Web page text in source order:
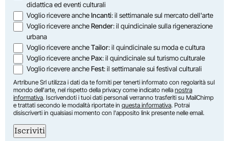
didattica ed eventi culturali
Voglio ricevere ancheIncanti: il settimanale sul mercato dell'arte
Voglio ricevere ancheRender: il quindicinale sulla rigenerazione
urbana
Voglio ricevere ancheTailor: il quindicinale su moda e cultura
Voglio ricevere anchePax: il quindicinale sul turismo culturale
Voglio ricevere ancheFest: il settimanale sui festival culturali
Artribune Srl utilizza i dati da te forniti per tenerti informato con regolarità sul
mondo dell'arte, nel rispetto della privacy come indicato nella nostra
informativa. Iscrivendoti i tuoi dati personali verranno trasferiti su MailChimp
e trattati secondo le modalità riportate in questa informativa. Potrai
disiscriverti in qualsiasi momento con l'apposito link presente nelle email.
Iscriviti